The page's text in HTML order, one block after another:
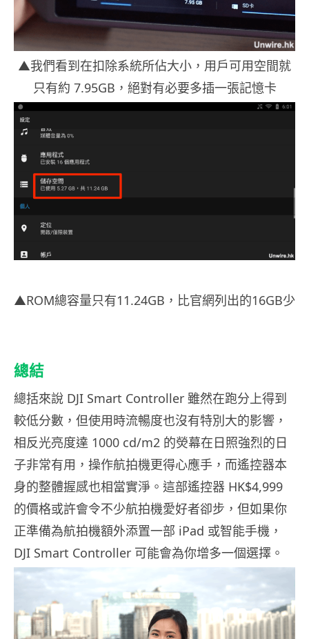
▲我們看到在扣除系統所佔大小，用戶可用空間就
只有約 7.95GB，絕對有必要多插一張記憶卡
▲ROM總容量只有11.24GB，比官網列出的16GB少
總結
總括來說 DJI Smart Controller 雖然在跑分上得到
較低分數，但使用時流暢度也沒有特別大的影響，
相反光亮度達 1000 cd/m2 的熒幕在日照強烈的日
子非常有用，操作航拍機更得心應手，而遙控器本
身的整體握感也相當實淨。這部遙控器 HK$4,999
的價格或許會令不少航拍機愛好者卻步，但如果你
正準備為航拍機額外添置一部 iPad 或智能手機，
DJI Smart Controller 可能會為你增多一個選擇。